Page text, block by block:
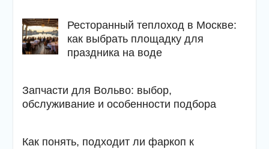
Ресторанный теплоход в Москве:
как выбрать площадку для
праздника на воде
Запчасти для Вольво: выбор,
обслуживание и особенности подбора
Как понять, подходит ли фаркоп к